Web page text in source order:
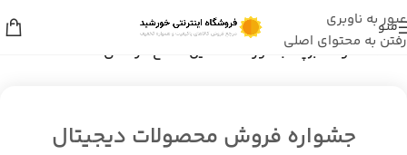
عبور به ناوبری
رفتن به محتوای اصلی
منو
خانه/ محصولات برچسب خورده “ماشین اصلاح حرفه ای WMark”
جشواره فروش محصولات دیجیتال